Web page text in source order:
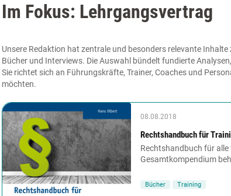
Im Fokus: Lehrgangsvertrag
Unsere Redaktion hat zentrale und besonders relevante
Bücher und Interviews. Die Auswahl bündelt fundierte
Sie richtet sich an Führungskräfte, Trainer, Coaches und
möchten.
08.08.2018
Rechtshandbuch für
Rechtshandbuch für
Gesamtkompendium
Bücher Training